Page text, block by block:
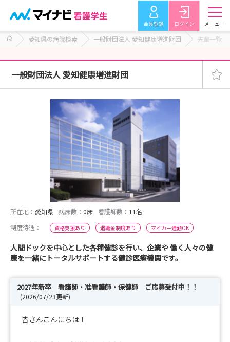
会員登録 ログイン メニュー
愛知県の病院検索 一般財団法人 愛知健康増進財団 先輩一覧
一般財団法人 愛知健康増進財団
所在地： 愛知県 病床数： 0床 看護師数： 11名
制度待遇：
資格支援あり 退職金制度あり マイカー通勤OK
人間ドックを中心とした各種健診を行い、企業や 働く人々の健
康を一緒にトータルサポートする健診医療機関です。
2027年新卒 看護師・准看護師・保健師 ご応募受付中！！
(2026/07/23更新)
皆さんこんにちは！